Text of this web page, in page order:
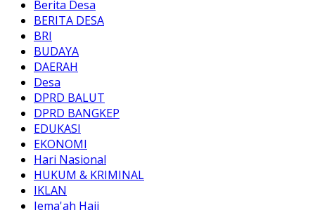
Berita Desa
BERITA DESA
BRI
BUDAYA
DAERAH
Desa
DPRD BALUT
DPRD BANGKEP
EDUKASI
EKONOMI
Hari Nasional
HUKUM & KRIMINAL
IKLAN
Jema'ah Haji